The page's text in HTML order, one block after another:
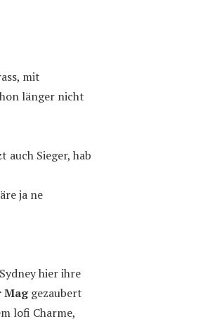
mit
länger nicht
Sieger, hab
ja ne
hier ihre
Maggezaubert
lofi Charme,